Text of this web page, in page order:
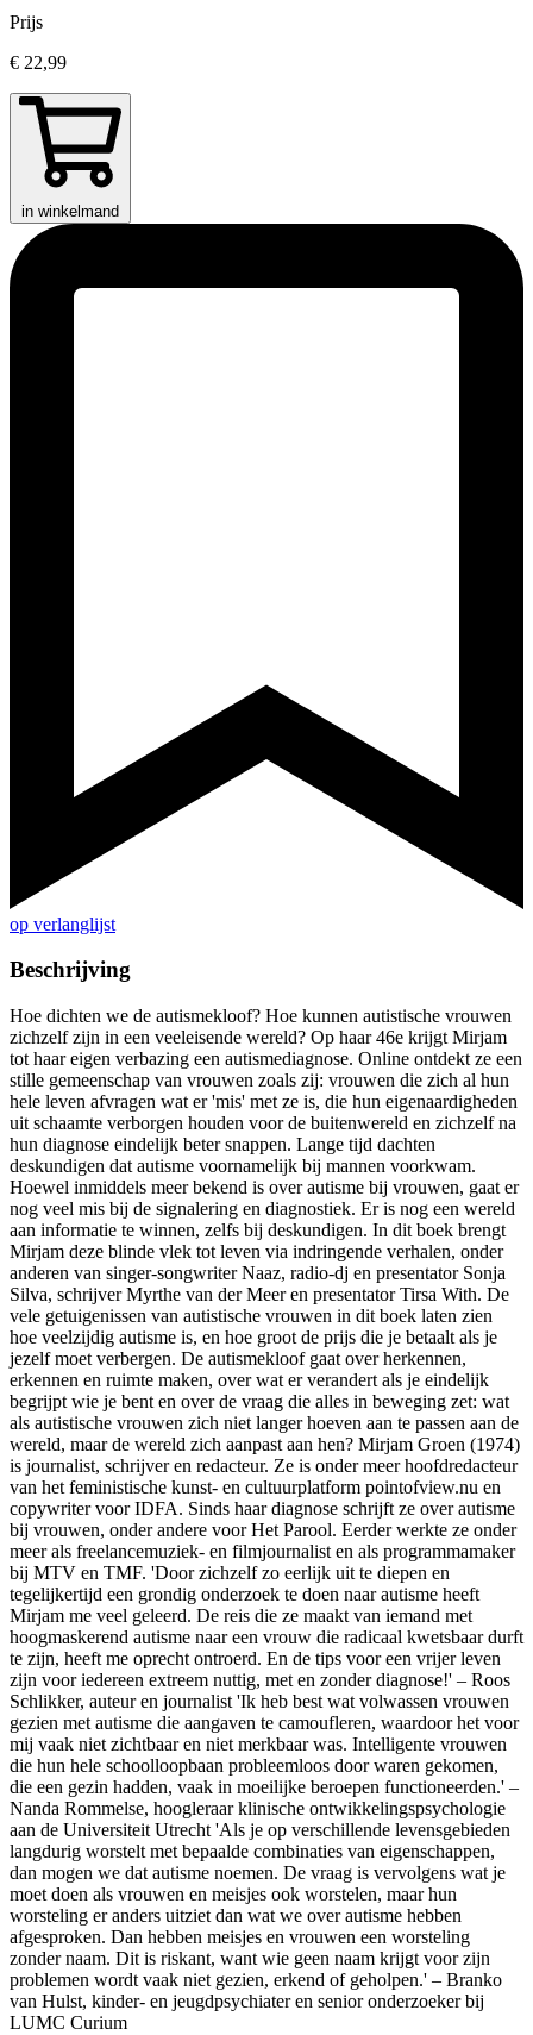
Prijs
€ 22,99
in winkelmand
op verlanglijst
Beschrijving
Hoe dichten we de autismekloof? Hoe kunnen autistische vrouwen
zichzelf zijn in een veeleisende wereld? Op haar 46e krijgt Mirjam
tot haar eigen verbazing een autismediagnose. Online ontdekt ze een
stille gemeenschap van vrouwen zoals zij: vrouwen die zich al hun
hele leven afvragen wat er 'mis' met ze is, die hun eigenaardigheden
uit schaamte verborgen houden voor de buitenwereld en zichzelf na
hun diagnose eindelijk beter snappen. Lange tijd dachten
deskundigen dat autisme voornamelijk bij mannen voorkwam.
Hoewel inmiddels meer bekend is over autisme bij vrouwen, gaat er
nog veel mis bij de signalering en diagnostiek. Er is nog een wereld
aan informatie te winnen, zelfs bij deskundigen. In dit boek brengt
Mirjam deze blinde vlek tot leven via indringende verhalen, onder
anderen van singer-songwriter Naaz, radio-dj en presentator Sonja
Silva, schrijver Myrthe van der Meer en presentator Tirsa With. De
vele getuigenissen van autistische vrouwen in dit boek laten zien
hoe veelzijdig autisme is, en hoe groot de prijs die je betaalt als je
jezelf moet verbergen. De autismekloof gaat over herkennen,
erkennen en ruimte maken, over wat er verandert als je eindelijk
begrijpt wie je bent en over de vraag die alles in beweging zet: wat
als autistische vrouwen zich niet langer hoeven aan te passen aan de
wereld, maar de wereld zich aanpast aan hen? Mirjam Groen (1974)
is journalist, schrijver en redacteur. Ze is onder meer hoofdredacteur
van het feministische kunst- en cultuurplatform pointofview.nu en
copywriter voor IDFA. Sinds haar diagnose schrijft ze over autisme
bij vrouwen, onder andere voor Het Parool. Eerder werkte ze onder
meer als freelancemuziek- en filmjournalist en als programmamaker
bij MTV en TMF. 'Door zichzelf zo eerlijk uit te diepen en
tegelijkertijd een grondig onderzoek te doen naar autisme heeft
Mirjam me veel geleerd. De reis die ze maakt van iemand met
hoogmaskerend autisme naar een vrouw die radicaal kwetsbaar durft
te zijn, heeft me oprecht ontroerd. En de tips voor een vrijer leven
zijn voor iedereen extreem nuttig, met en zonder diagnose!' – Roos
Schlikker, auteur en journalist 'Ik heb best wat volwassen vrouwen
gezien met autisme die aangaven te camoufleren, waardoor het voor
mij vaak niet zichtbaar en niet merkbaar was. Intelligente vrouwen
die hun hele schoolloopbaan probleemloos door waren gekomen,
die een gezin hadden, vaak in moeilijke beroepen functioneerden.' –
Nanda Rommelse, hoogleraar klinische ontwikkelingspsychologie
aan de Universiteit Utrecht 'Als je op verschillende levensgebieden
langdurig worstelt met bepaalde combinaties van eigenschappen,
dan mogen we dat autisme noemen. De vraag is vervolgens wat je
moet doen als vrouwen en meisjes ook worstelen, maar hun
worsteling er anders uitziet dan wat we over autisme hebben
afgesproken. Dan hebben meisjes en vrouwen een worsteling
zonder naam. Dit is riskant, want wie geen naam krijgt voor zijn
problemen wordt vaak niet gezien, erkend of geholpen.' – Branko
van Hulst, kinder- en jeugdpsychiater en senior onderzoeker bij
LUMC Curium